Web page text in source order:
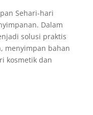
Sehari-hari
Dalam
solusi praktis
menyimpan bahan
kosmetik dan